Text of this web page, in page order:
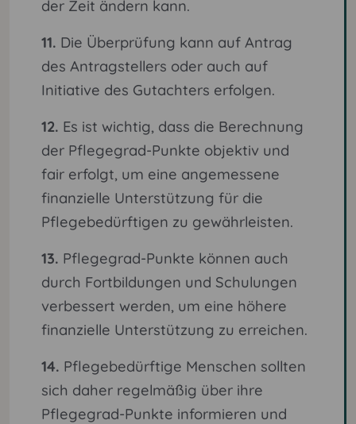
der Zeit ändern kann.
11. Die Überprüfung kann auf Antrag
des Antragstellers oder auch auf
Initiative des Gutachters erfolgen.
12. Es ist wichtig, dass die Berechnung
der Pflegegrad-Punkte objektiv und
fair erfolgt, um eine angemessene
finanzielle Unterstützung für die
Pflegebedürftigen zu gewährleisten.
13. Pflegegrad-Punkte können auch
durch Fortbildungen und Schulungen
verbessert werden, um eine höhere
finanzielle Unterstützung zu erreichen.
14. Pflegebedürftige Menschen sollten
sich daher regelmäßig über ihre
Pflegegrad-Punkte informieren und